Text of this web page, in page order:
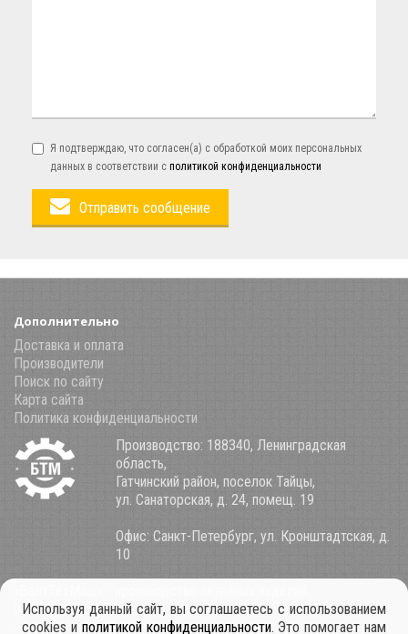
Я подтверждаю, что согласен(а) с обработкой моих персональных
данных в соответствии с политикой конфиденциальности
Отправить сообщение
Дополнительно
Доставка и оплата
Производители
Поиск по сайту
Карта сайта
Политика конфиденциальности
Производство: 188340, Ленинградская
область,
Гатчинский район, поселок Тайцы,
ул. Санаторская, д. 24, помещ. 19
Офис: Санкт-Петербург, ул. Кронштадтская, д.
10
8 (800) 100-34-85
+7 921 911-39-53
Используя данный сайт, вы соглашаетесь с использованием
cookies и политикой конфиденциальности. Это помогает нам